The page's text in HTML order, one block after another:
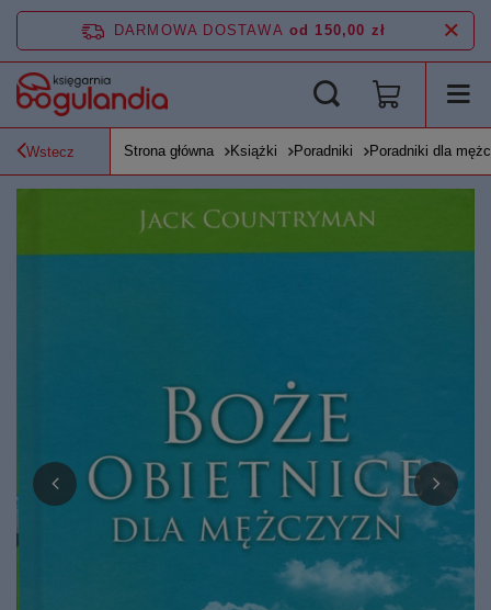
DARMOWA DOSTAWA od 150,00 zł
Wstecz Strona główna Książki Poradniki Poradniki dla